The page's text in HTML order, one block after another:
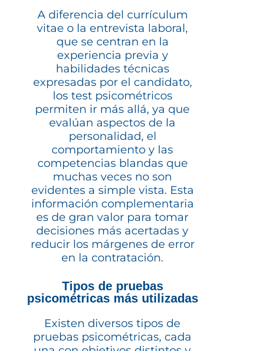
A diferencia del currículum
vitae o la entrevista laboral,
que se centran en la
experiencia previa y
habilidades técnicas
expresadas por el candidato,
los test psicométricos
permiten ir más allá, ya que
evalúan aspectos de la
personalidad, el
comportamiento y las
competencias blandas que
muchas veces no son
evidentes a simple vista. Esta
información complementaria
es de gran valor para tomar
decisiones más acertadas y
reducir los márgenes de error
en la contratación.
Tipos de pruebas
psicométricas más utilizadas
Existen diversos tipos de
pruebas psicométricas, cada